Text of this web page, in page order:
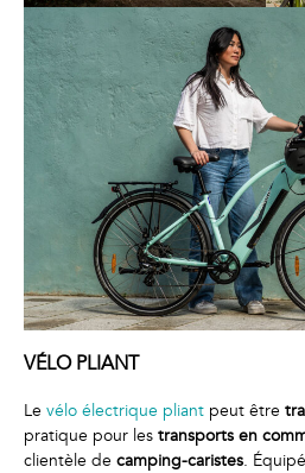
VÉLO PLIANT
Le vélo électrique pliant peut être
pratique pour les transports en
clientèle de camping-caristes.